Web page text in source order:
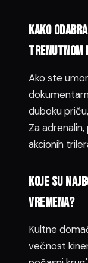
Kako
trenutnom
Ako ste
duboku
Za
akcionih
Koje su
vremena?
Kultne
večnost